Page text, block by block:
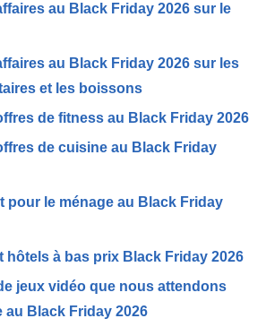
au Black Friday 2026 sur le
au Black Friday 2026 sur les
et les boissons
de fitness au Black Friday 2026
de cuisine au Black Friday
pour le ménage au Black Friday
hôtels à bas prix Black Friday 2026
jeux vidéo que nous attendons
au Black Friday 2026